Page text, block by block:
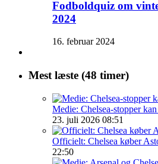
Fodboldquiz om
2024
16. februar 2024
Mest læste (48 timer)
Medie: Chelsea-stopper
23. juli 2026 08:51
Officielt: Chelsea køber
22:50